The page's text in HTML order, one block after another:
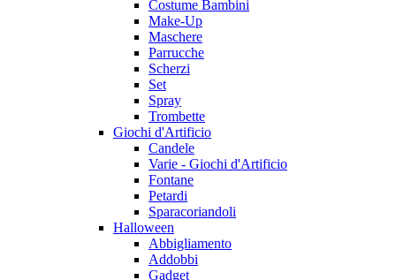
Costume Bambini
Make-Up
Maschere
Parrucche
Scherzi
Set
Spray
Trombette
Giochi d'Artificio
Candele
Varie - Giochi d'Artificio
Fontane
Petardi
Sparacoriandoli
Halloween
Abbigliamento
Addobbi
Gadget